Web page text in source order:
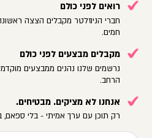
רואים לפני כולם
חברי הניוזלטר מקבלים הצצה
חמים.
מקבלים מבצעים לפני כולם
נרשמים שלנו נהנים ממבצעים
הרחב.
אנחנו לא מציקים. מבטיחים.
רק תוכן עם ערך אמיתי - בלי ספאם,